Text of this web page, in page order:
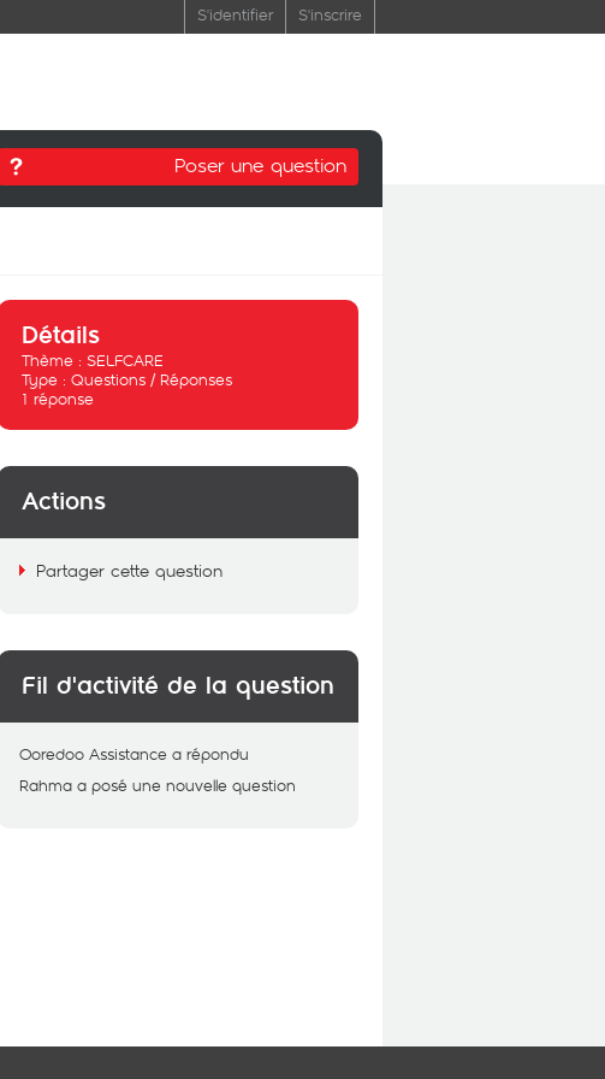
S'identifier S'inscrire
Poser une question
Détails
Thème : SELFCARE
Type : Questions / Réponses
1 réponse
Actions
Partager cette question
Fil d'activité de la question
Ooredoo Assistance a répondu
Rahma a posé une nouvelle question